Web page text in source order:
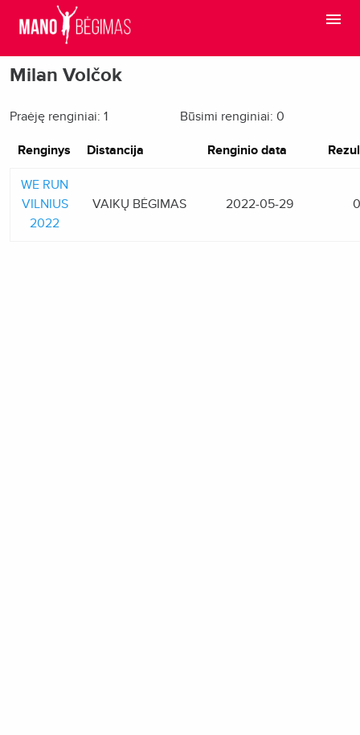
Milan Volčok
Praėję renginiai: 1 Būsimi renginiai: 0
Renginys Distancija Renginio data
WE RUN
VILNIUS
2022
VAIKŲ BĖGIMAS 2022-05-29